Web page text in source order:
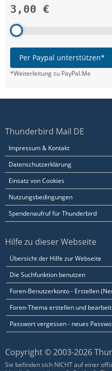
3,00 €
Per Paypal unterstützen*
*Weiterleitung zu PayPal.Me
Thunderbird Mail DE
Impressum & Kontakt
Datenschutzerklärung
Einsatz von Cookies
Nutzungsbedingungen
Spendenaufruf für Thunderbird
Hilfe zu dieser Webseite
Übersicht der Hilfe zur Webseite
Die Suchfunktion benutzen
Foren-Benutzerkonto - Erstellen
Foren-Thema erstellen und
Passwort vergessen - neues
Copyright © 2003-2026
Sie befinden sich NICHT auf einer